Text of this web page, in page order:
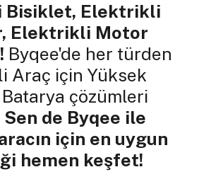
Bisiklet, Elektrikli
Elektrikli Motor
Byqee'de her türden
Araç için Yüksek
çözümleri
Sen de Byqee ile
için en uygun
hemen keşfet!